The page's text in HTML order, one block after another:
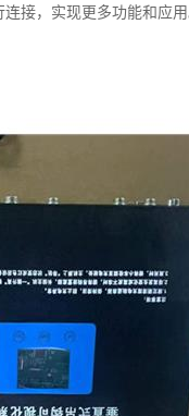
接，实现更多功能和应用